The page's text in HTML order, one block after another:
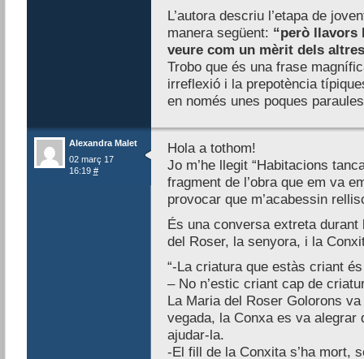
L’autora descriu l’etapa de
manera següent: “però llavors
veure com un mèrit dels
Trobo que és una frase
irreflexió i la prepotència
en només unes poques
Alexandra Malet
02 març 17
16:19 #
Hola a tothom!
Jo m’he llegit “Habitacions
fragment de l’obra que em va
provocar que m’acabessin
És una conversa extreta durant
del Roser, la senyora, i la
“-La criatura que estàs criant
– No n’estic criant cap de
La Maria del Roser Golorons
vegada, la Conxa es va
ajudar-la.
-El fill de la Conxita s’ha mort,